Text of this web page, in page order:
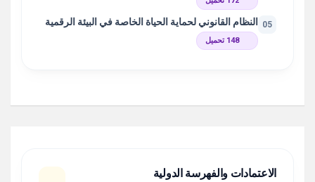
05 النظام القانوني لحماية الحياة الخاصة في البيئة الرقمية
148 تحميل
الاعتمادات والفهرسة الدولية